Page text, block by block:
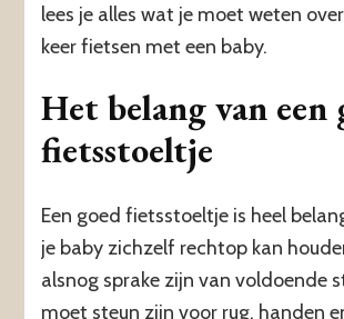
lees je alles wat je moet weten
keer fietsen met een baby.
Het belang van een
fietsstoeltje
Een goed fietsstoeltje is heel
je baby zichzelf rechtop kan
alsnog sprake zijn van voldoende
moet steun zijn voor rug, handen